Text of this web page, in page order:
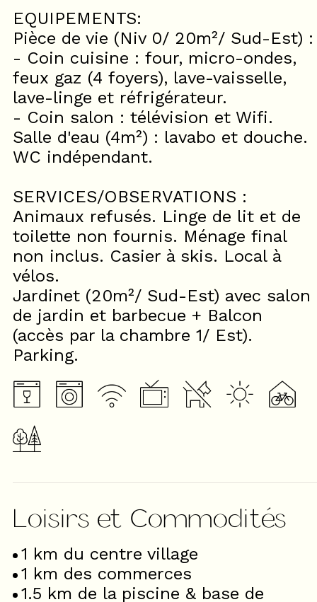
EQUIPEMENTS:
Pièce de vie (Niv 0/ 20m²/ Sud-Est) :
- Coin cuisine : four, micro-ondes,
feux gaz (4 foyers), lave-vaisselle,
lave-linge et réfrigérateur.
- Coin salon : télévision et Wifi.
Salle d'eau (4m²) : lavabo et douche.
WC indépendant.
SERVICES/OBSERVATIONS :
Animaux refusés. Linge de lit et de
toilette non fournis. Ménage final
non inclus. Casier à skis. Local à
vélos.
Jardinet (20m²/ Sud-Est) avec salon
de jardin et barbecue + Balcon
(accès par la chambre 1/ Est).
Parking.
Loisirs et Commodités
1 km du centre village
1 km des commerces
1.5 km de la piscine & base de